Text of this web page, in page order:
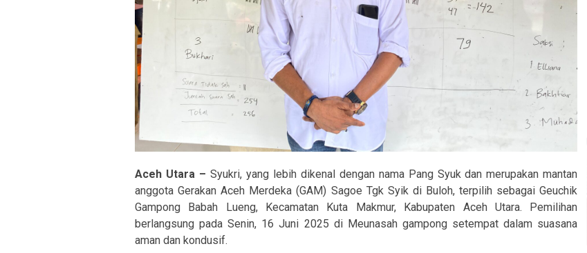
Aceh Utara – Syukri, yang lebih dikenal dengan nama Pang Syuk dan merupakan mantan
anggota Gerakan Aceh Merdeka (GAM) Sagoe Tgk Syik di Buloh, terpilih sebagai Geuchik
Gampong Babah Lueng, Kecamatan Kuta Makmur, Kabupaten Aceh Utara. Pemilihan
berlangsung pada Senin, 16 Juni 2025 di Meunasah gampong setempat dalam suasana
aman dan kondusif.